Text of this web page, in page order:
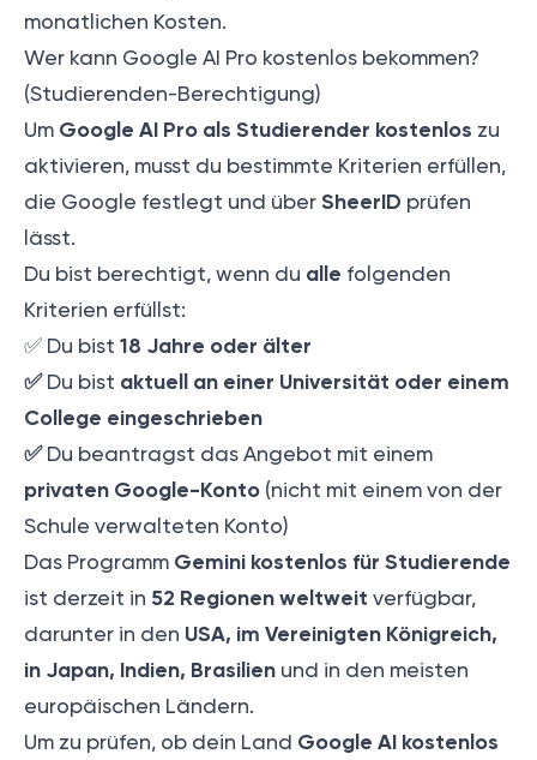
monatlichen Kosten.
Wer kann Google AI Pro kostenlos bekommen?
(Studierenden-Berechtigung)
Um Google AI Pro als Studierender kostenlos zu
aktivieren, musst du bestimmte Kriterien erfüllen,
die Google festlegt und über SheerID prüfen
lässt.
Du bist berechtigt, wenn du alle folgenden
Kriterien erfüllst:
✅ Du bist 18 Jahre oder älter
✅ Du bist aktuell an einer Universität oder einem
College eingeschrieben
✅ Du beantragst das Angebot mit einem
privaten Google-Konto (nicht mit einem von der
Schule verwalteten Konto)
Das Programm Gemini kostenlos für Studierende
ist derzeit in 52 Regionen weltweit verfügbar,
darunter in den USA, im Vereinigten Königreich,
in Japan, Indien, Brasilien und in den meisten
europäischen Ländern.
Um zu prüfen, ob dein Land Google AI kostenlos